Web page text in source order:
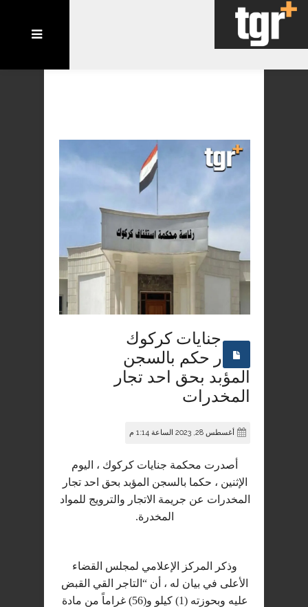
جنايات كركوك
تصدر حكم بالسجن
المؤبد بحق احد تجار
المخدرات
أغسطس 28, 2023 الساعة 1:14 م
أصدرت محكمة جنايات كركوك ، اليوم
الإثنين ، حكما بالسجن المؤبد بحق احد تجار
المخدرات عن جريمة الاتجار والترويج للمواد
المخدرة.
وذكر المركز الإعلامي لمجلس القضاء
الأعلى في بيان له ، أن “التاجر القي القبض
عليه وبحوزته (1) كيلو و(56) غراماً من مادة